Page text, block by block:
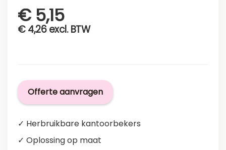
€5,15
€4,26 excl. BTW
Offerte aanvragen
✓ Herbruikbare kantoorbekers
✓ Oplossing op maat